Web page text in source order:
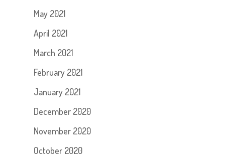
May 2021
April 2021
March 2021
February 2021
January 2021
December 2020
November 2020
October 2020